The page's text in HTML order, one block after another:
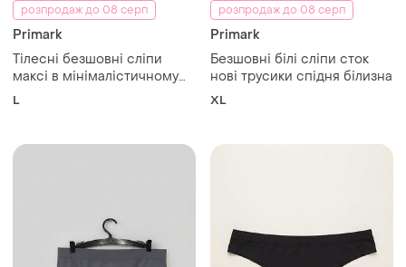
розпродаж до 08 серп
Primark
Тілесні безшовні сліпи
максі в мінімалістичному
стилі
L
розпродаж до 08 серп
Primark
Безшовні білі сліпи сток
нові трусики спідня білизна
XL